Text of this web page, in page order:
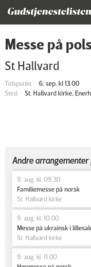
Messe på
St Hallvard
Tidspunkt:
6. sep. kl 13.00
Sted:
St. Hallvard kirke,
Andre arrangementer
9. aug. kl. 09.30
Familiemesse på norsk
St. Hallvard kirke
9. aug. kl. 10.00
Messe på ukrainsk i
St. Hallvard kirke
9. aug. kl. 11.00